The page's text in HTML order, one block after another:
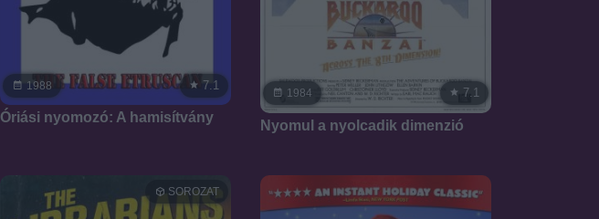
1988 7.1
Óriási nyomozó: A hamisítvány
1984 7.1
Nyomul a nyolcadik dimenzió
SOROZAT